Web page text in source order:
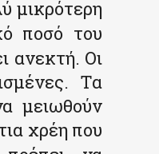
μικρότερη
ποσό του
ανεκτή. Οι
Τα
μειωθούν
χρέη που